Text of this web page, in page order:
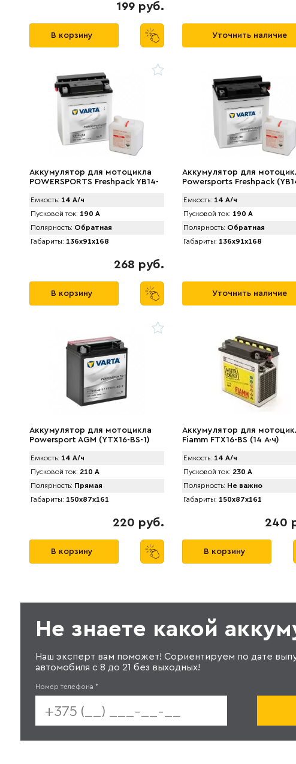
199 руб.
В корзину Уточнить наличие
Аккумулятор для мотоцикла
POWERSPORTS Freshpack YB14-
Емкость: 14 А/ч
Пусковой ток: 190 А
Полярность: Обратная
Габариты: 136x91x168
268 руб.
В корзину
Аккумулятор для
Powersports Freshpack
Емкость: 14 А/ч
Пусковой ток: 190 А
Полярность: Обратная
Габариты: 136x91x168
Уточнить наличие
Аккумулятор для мотоцикла
Powersport AGM (YTX16-BS-1)
Емкость: 14 А/ч
Пусковой ток: 210 А
Полярность: Прямая
Габариты: 150x87x161
220 руб.
В корзину
Аккумулятор для
Fiamm FTX16-BS (14 А·ч)
Емкость: 14 А/ч
Пусковой ток: 230 А
Полярность: Не важно
Габариты: 150x87x161
240
В корзину
Не знаете какой
Наш эксперт вам поможет! Сориентируем по дате
автомобиля с 8 до 21 без выходных!
Номер телефона *